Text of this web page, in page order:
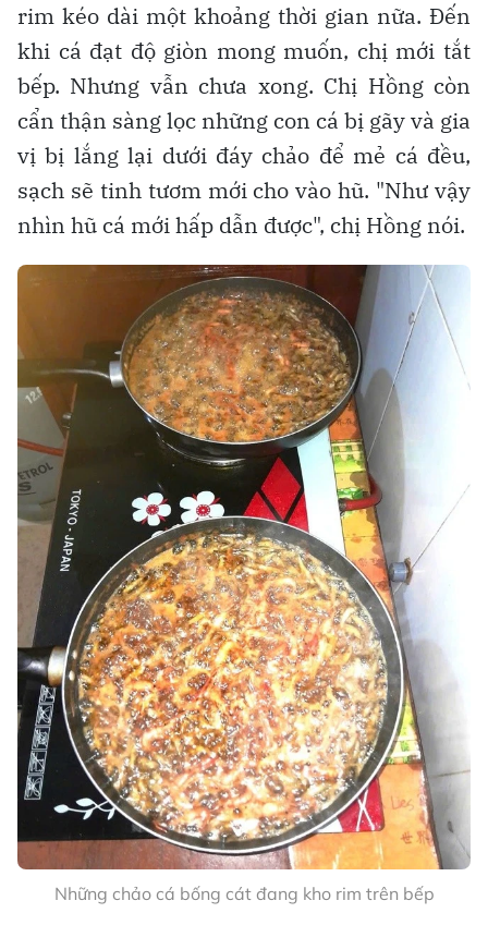
rim kéo dài một khoảng thời gian nữa. Đến
khi cá đạt độ giòn mong muốn, chị mới tắt
bếp. Nhưng vẫn chưa xong. Chị Hồng còn
cẩn thận sàng lọc những con cá bị gãy và gia
vị bị lắng lại dưới đáy chảo để mẻ cá đều,
sạch sẽ tinh tươm mới cho vào hũ. "Như vậy
nhìn hũ cá mới hấp dẫn được", chị Hồng nói.
Những chảo cá bống cát đang kho rim trên bếp